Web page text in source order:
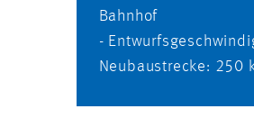
Bahnhof
-
Neubaustrecke: 250